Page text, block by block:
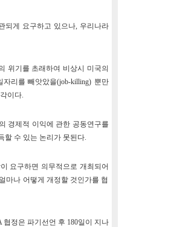
되게 요구하고 있으나, 우리나라
위기를 초래하여 비상시 미국의
리를 빼앗았을(job-killing) 뿐만
이다.
경제적 이익에 관한 공동연구를
할 수 있는 논리가 못된다.
요구하면 의무적으로 개최되어
마나 어떻게 개정할 것인가를 협
정은 파기선언 후 180일이 지나